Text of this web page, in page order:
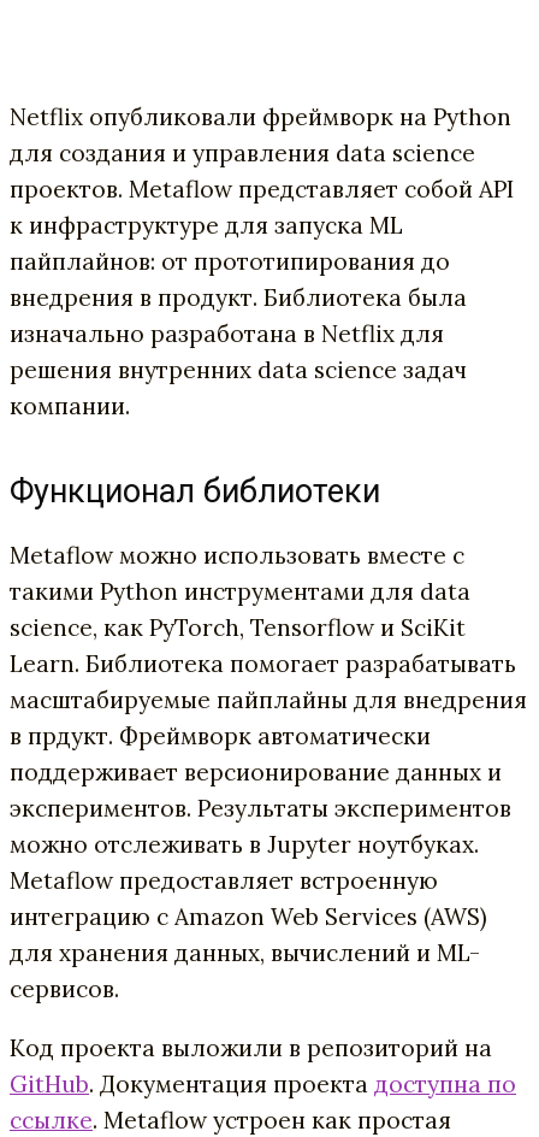
Netflix опубликовали фреймворк на Python
для создания и управления data science
проектов. Metaflow представляет собой API
к инфраструктуре для запуска ML
пайплайнов: от прототипирования до
внедрения в продукт. Библиотека была
изначально разработана в Netflix для
решения внутренних data science задач
компании.
Функционал библиотеки
Metaflow можно использовать вместе с
такими Python инструментами для data
science, как PyTorch, Tensorflow и SciKit
Learn. Библиотека помогает разрабатывать
масштабируемые пайплайны для внедрения
в прдукт. Фреймворк автоматически
поддерживает версионирование данных и
экспериментов. Результаты экспериментов
можно отслеживать в Jupyter ноутбуках.
Metaflow предоставляет встроенную
интеграцию с Amazon Web Services (AWS)
для хранения данных, вычислений и ML-
сервисов.
Код проекта выложили в репозиторий на
GitHub. Документация проекта доступна по
ссылке. Metaflow устроен как простая